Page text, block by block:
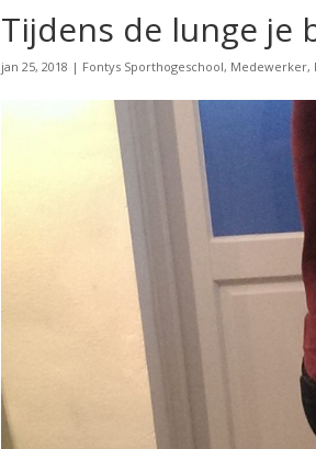
Tijdens de lunge je
jan 25, 2018 | Fontys Sporthogeschool, Medewerker,